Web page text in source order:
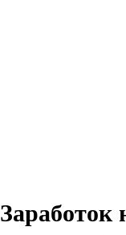
Заработок